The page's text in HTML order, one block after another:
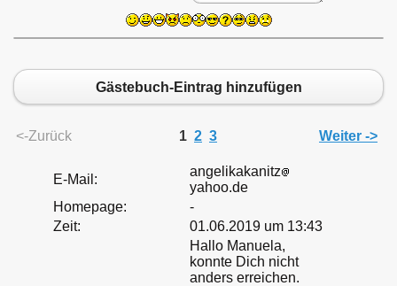
Gästebuch-Eintrag hinzufügen
<-Zurück 1 2 3 Weiter ->
E-Mail:
angelikakanitz
yahoo.de
Homepage:
-
Zeit:
01.06.2019 um 13:43
Hallo Manuela,
konnte Dich nicht
anders erreichen.